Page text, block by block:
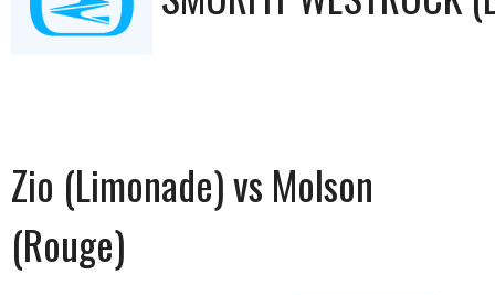
Zio (Limonade) vs Molson
(Rouge)